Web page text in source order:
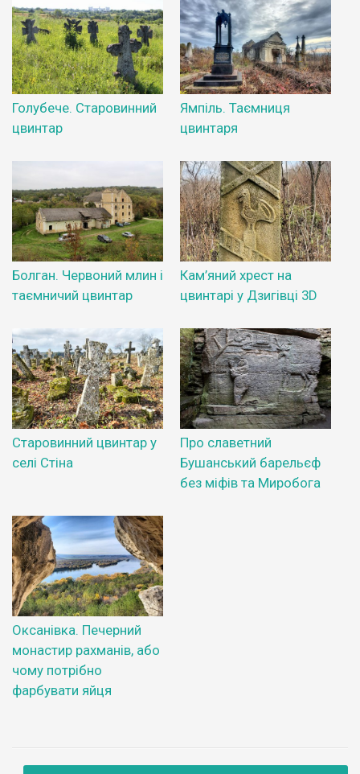
Голубече. Старовинний
цвинтар
Ямпіль. Таємниця
цвинтаря
Болган. Червоний млин і
таємничий цвинтар
Кам’яний хрест на
цвинтарі у Дзигівці 3D
Старовинний цвинтар у
селі Стіна
Про славетний
Бушанський барельєф
без міфів та Миробога
Оксанівка. Печерний
монастир рахманів, або
чому потрібно
фарбувати яйця